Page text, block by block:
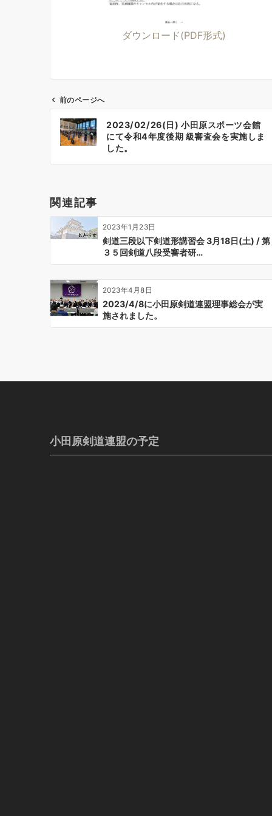
ダウンロード(PDF形式)
ビ
シ
ン
前のページへ
2023/02/26(日) 小田原スポーツ会館
にて令和4年度後期 級審査会を実施しま
した。
関連記事
2023年1月23日
剣道三段以下剣道形講習会 3月18日(土) / 第
３５回剣道八段受審者研…
2023年4月8日
2023/4/8に小田原剣道連盟理事総会が実
施されました。
小田原剣道連盟の予定